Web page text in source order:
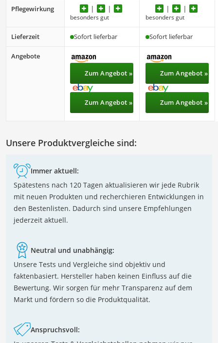
Pflegewirkung
besonders gut besonders gut
Lieferzeit Sofort lieferbar Sofort lieferbar
Angebote
Zum Angebot »
Zum Angebot »
Zum Angebot »
Zum Angebot »
Unsere Produktvergleiche sind:
Immer aktuell:
Spätestens nach 120 Tagen aktualisieren wir jede Rubrik
mit neuen Produkten und recherchieren Entwicklungen in
den Bestenlisten. Dadurch sind unsere Empfehlungen
jederzeit aktuell.
Neutral und unabhängig:
Unsere Tests und Vergleiche sind objektiv und
faktenbasiert. Hersteller haben keinen Einfluss auf die
Bewertung. Wir sorgen für mehr Transparenz auf dem
Markt und fördern so die Produktqualität.
Anspruchsvoll: